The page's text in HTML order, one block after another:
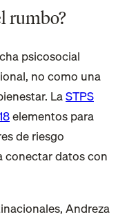
rumbo?
psicosocial
no como una
LaSTPS
elementos para
de riesgo
conectar datos con
Andreza